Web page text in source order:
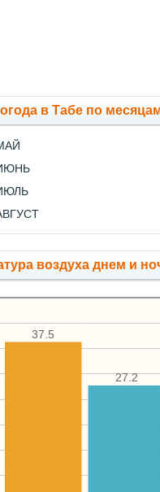
в Табе по
воздуха днем и
37.5
27.2